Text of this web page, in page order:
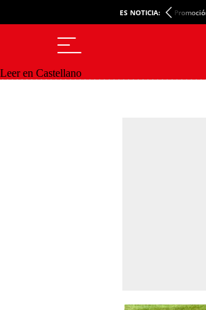
ES NOTICIA:
Leer en Castellano